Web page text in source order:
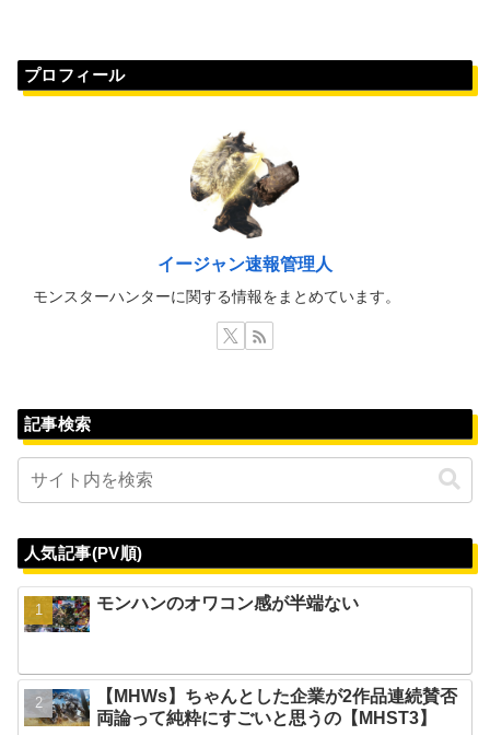
プロフィール
イージャン速報管理人
モンスターハンターに関する情報をまとめています。
記事検索
人気記事(PV順)
モンハンのオワコン感が半端ない
【MHWs】ちゃんとした企業が2作品連続賛否
両論って純粋にすごいと思うの【MHST3】